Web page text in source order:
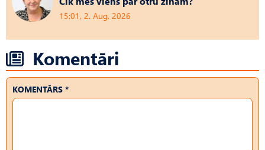
15:01, 2. Aug, 2026
Komentāri
KOMENTĀRS *